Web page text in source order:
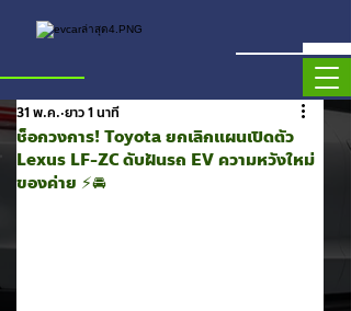
ช็อกวงการ! Toyota ยกเลิกแผนเปิดตัว
Lexus LF-ZC ดับฝันรถ EV ความหวังใหม่
ของค่าย ⚡🚘
31 พ.ค. ยาว 1 นาที